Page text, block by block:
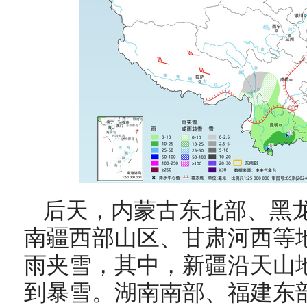
后天， 内蒙古东北部、黑
南疆西部山区、甘肃河西等
雨夹雪，其中，新疆沿天山
到暴雪。湖南南部、福建东